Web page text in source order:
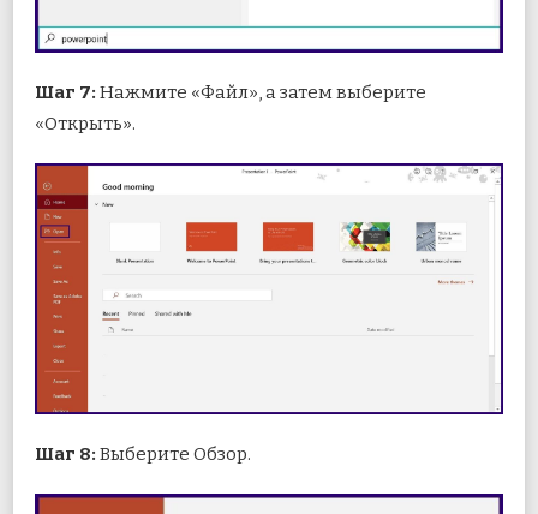
Шаг 7: Нажмите «Файл», а затем выберите
«Открыть».
Шаг 8: Выберите Обзор.